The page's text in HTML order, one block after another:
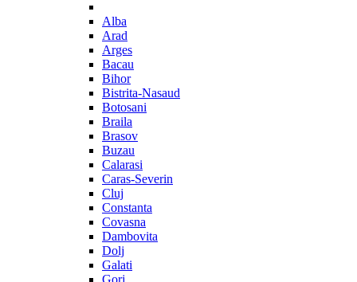
Alba
Arad
Arges
Bacau
Bihor
Bistrita-Nasaud
Botosani
Braila
Brasov
Buzau
Calarasi
Caras-Severin
Cluj
Constanta
Covasna
Dambovita
Dolj
Galati
Gorj